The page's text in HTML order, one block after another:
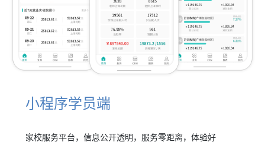
小程序学员端
家校服务平台，信息公开透明，服务零距离，体验好